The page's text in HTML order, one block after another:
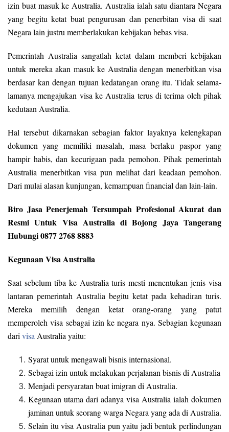
izin buat masuk ke Australia. Australia ialah satu diantara Negara
yang begitu ketat buat pengurusan dan penerbitan visa di saat
Negara lain justru memberlakukan kebijakan bebas visa.
Pemerintah Australia sangatlah ketat dalam memberi kebijakan
untuk mereka akan masuk ke Australia dengan menerbitkan visa
berdasar kan dengan tujuan kedatangan orang itu. Tidak selama-
lamanya mengajukan visa ke Australia terus di terima oleh pihak
kedutaan Australia.
Hal tersebut dikarnakan sebagian faktor layaknya kelengkapan
dokumen yang memiliki masalah, masa berlaku paspor yang
hampir habis, dan kecurigaan pada pemohon. Pihak pemerintah
Australia menerbitkan visa pun melihat dari keadaan pemohon.
Dari mulai alasan kunjungan, kemampuan financial dan lain-lain.
Biro Jasa Penerjemah Tersumpah Profesional Akurat dan
Resmi Untuk Visa Australia di Bojong Jaya Tangerang
Hubungi 0877 2768 8883
Kegunaan Visa Australia
Saat sebelum tiba ke Australia turis mesti menentukan jenis visa
lantaran pemerintah Australia begitu ketat pada kehadiran turis.
Mereka memilih dengan ketat orang-orang yang patut
memperoleh visa sebagai izin ke negara nya. Sebagian kegunaan
dari visa Australia yaitu:
Syarat untuk mengawali bisnis internasional.
Sebagai izin untuk melakukan perjalanan bisnis di Australia
Menjadi persyaratan buat imigran di Australia.
Kegunaan utama dari adanya visa Australia ialah dokumen
jaminan untuk seorang warga Negara yang ada di Australia.
Selain itu visa Australia pun yaitu jadi bentuk perlindungan